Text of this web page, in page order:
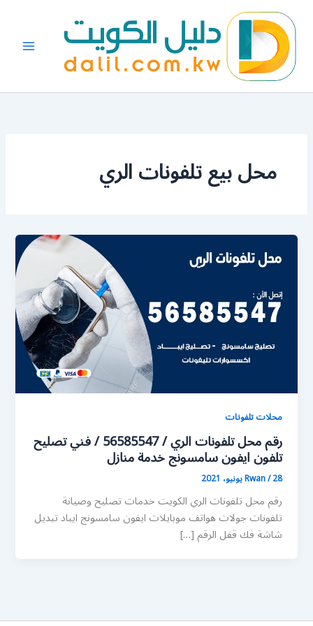
المحتوى
محل بيع تلفونات الري
محلات تلفونات
رقم محل تلفونات الري / 56585547 / فني تصليح
تلفون ايفون سامسونج خدمة منازل
Rwan/28 يونيو، 2021
رقم محل تلفونات الري الكويت خدمات تصليح وصيانة
تلفونات جولات هواتف موبايلات ايفون سامسونج ايباد تبديل
شاشة فك قفل الرقم […]